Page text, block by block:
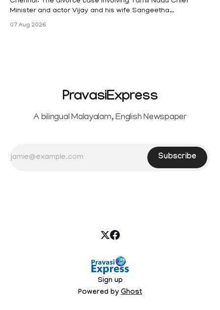
Minister and actor Vijay and his wife Sangeetha
Sowrnalingam has taken a new turn after Sangeetha
07 Aug 2026
PravasiExpress
A bilingual Malayalam, English Newspaper
Subscribe
Sign up
Powered by Ghost